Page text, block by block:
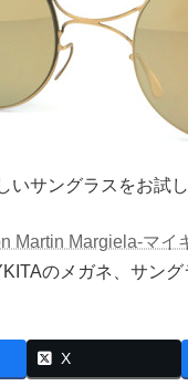
いサングラスをお試し
Martin Margiela-マ
のメガネ、サン
X